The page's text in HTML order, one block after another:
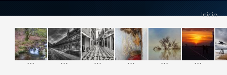
Inicio
... ... ... ... ... ...